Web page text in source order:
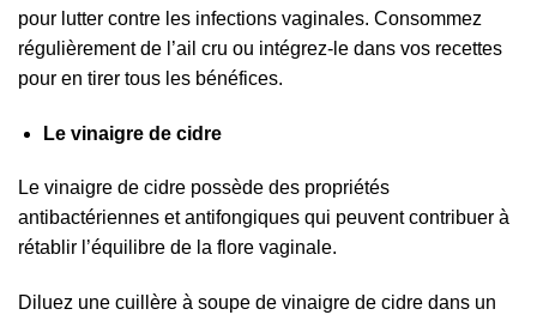
pour lutter contre les infections vaginales. Consommez
régulièrement de l’ail cru ou intégrez-le dans vos recettes
pour en tirer tous les bénéfices.
Le vinaigre de cidre
Le vinaigre de cidre possède des propriétés
antibactériennes et antifongiques qui peuvent contribuer à
rétablir l’équilibre de la flore vaginale.
Diluez une cuillère à soupe de vinaigre de cidre dans un